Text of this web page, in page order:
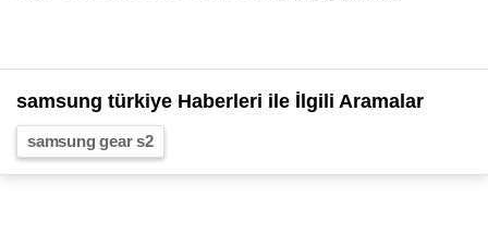
samsung türkiye Haberleri ile İlgili Aramalar
samsung gear s2